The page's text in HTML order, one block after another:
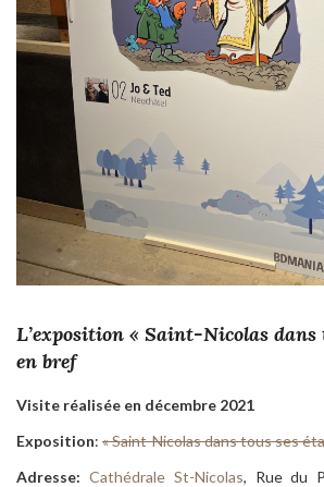
L’exposition « Saint-Nicolas dans
en bref
Visite réalisée en décembre 2021
Exposition: « Saint-Nicolas dans tous ses
Adresse: Cathédrale St-Nicolas, Rue du